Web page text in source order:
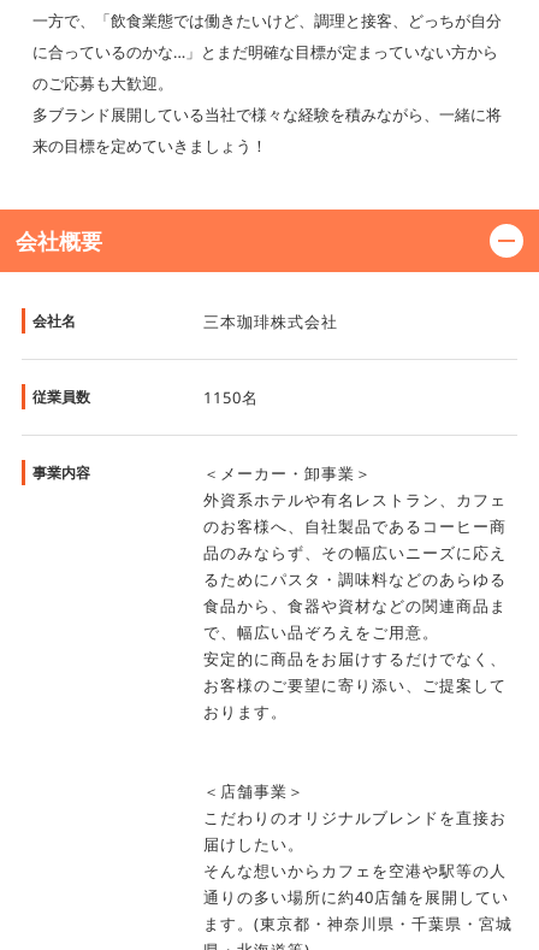
一方で、「飲食業態では働きたいけど、調理と接客、どっちが自分
に合っているのかな…」とまだ明確な目標が定まっていない方から
のご応募も大歓迎。
多ブランド展開している当社で様々な経験を積みながら、一緒に将
来の目標を定めていきましょう！
会社概要
会社名 三本珈琲株式会社
従業員数 1150名
事業内容
＜メーカー・卸事業＞
外資系ホテルや有名レストラン、カフェ
のお客様へ、自社製品であるコーヒー商
品のみならず、その幅広いニーズに応え
るためにパスタ・調味料などのあらゆる
食品から、食器や資材などの関連商品ま
で、幅広い品ぞろえをご用意。
安定的に商品をお届けするだけでなく、
お客様のご要望に寄り添い、ご提案して
おります。
＜店舗事業＞
こだわりのオリジナルブレンドを直接お
届けしたい。
そんな想いからカフェを空港や駅等の人
通りの多い場所に約40店舗を展開してい
ます。(東京都・神奈川県・千葉県・宮城